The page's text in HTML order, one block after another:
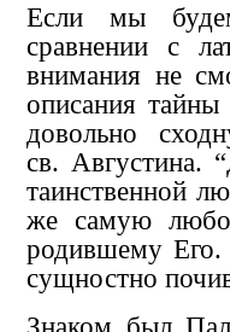
Если мы
сравнении с
внимания не
описания
довольно
св. Августина.
таинственной
же самую
родившему
сущностно